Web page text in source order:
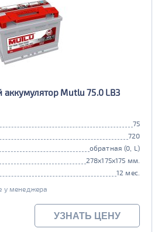
Mutlu 75.0 LB3
75
720
обратная (0, L)
278x175x175 мм.
12 мес.
у менеджера
УЗНАТЬ ЦЕНУ